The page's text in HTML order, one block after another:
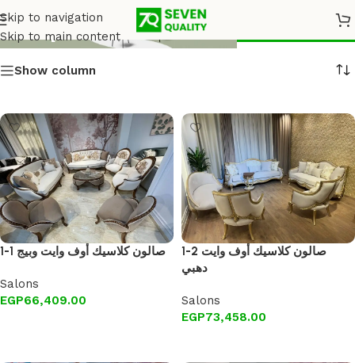
Skip to navigation
Skip to main content
Shop
Show column
1-1 صالون كلاسيك أوف وايت وبيج
Salons
EGP66,409.00
1-2 صالون كلاسيك أوف وايت
دهبي
Salons
EGP73,458.00